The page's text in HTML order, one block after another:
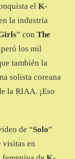
el K-
la industria
” con The
los mil
también la
solista coreana
la RIAA. ¡Eso
de “Solo”
visitas en